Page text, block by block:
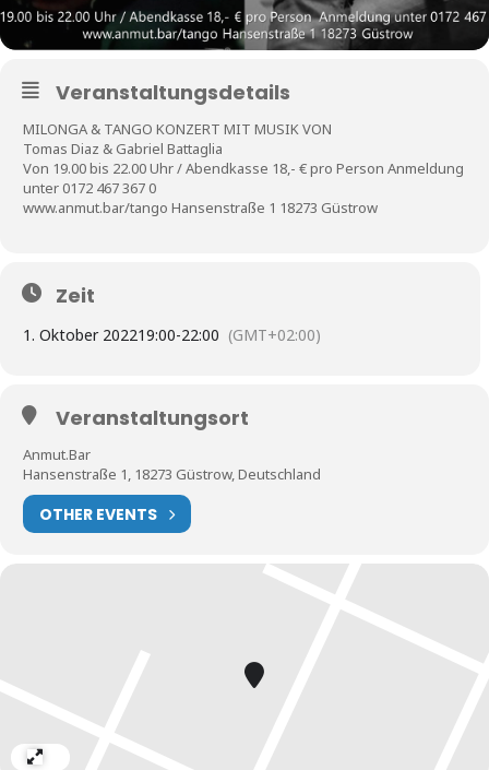
Veranstaltungsdetails
MILONGA & TANGO KONZERT MIT MUSIK VON
Tomas Diaz & Gabriel Battaglia
Von 19.00 bis 22.00 Uhr / Abendkasse 18,- € pro Person Anmeldung
unter 0172 467 367 0
www.anmut.bar/tango Hansenstraße 1 18273 Güstrow
Zeit
1. Oktober 202219:00-22:00 (GMT+02:00)
Veranstaltungsort
Anmut.Bar
Hansenstraße 1, 18273 Güstrow, Deutschland
OTHER EVENTS